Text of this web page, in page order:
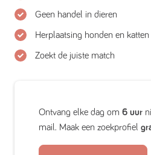
Geen handel in dieren
Herplaatsing honden en
Zoekt de juiste match
Ontvang elke dag om 6 uur
mail. Maak een zoekprofiel